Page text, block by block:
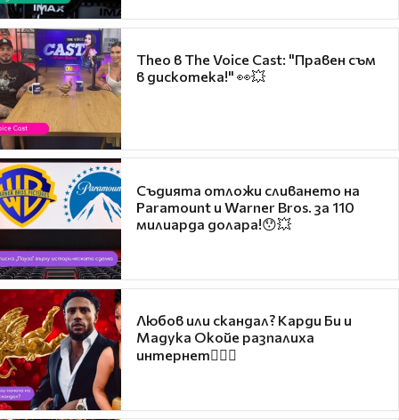
Theo в The Voice Cast: "Правен съм
в дискотека!" 👀💥
Съдията отложи сливането на
Paramount и Warner Bros. за 110
милиарда долара!😯💥
Любов или скандал? Карди Би и
Мадука Окойе разпалиха
интернет❤️‍🔥🔥